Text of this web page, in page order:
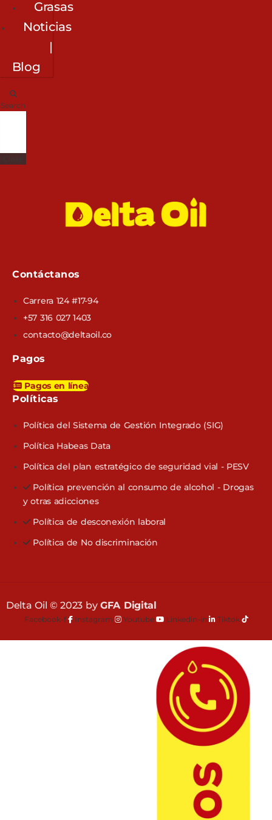
Grasas
Noticias
|
Blog
Search
Contáctanos
Carrera 124 #17-94
+57 316 027 1403
contacto@deltaoil.co
Pagos
Pagos en línea
Políticas​
Política del Sistema de Gestión Integrado (SIG)
Política Habeas Data
Política del plan estratégico de seguridad vial - PESV
Política prevención al consumo de alcohol - Drogas
y otras adicciones
Política de desconexión laboral
Política de No discriminación
Delta Oil © 2023 by GFA Digital
Facebook-f Instagram Youtube Linkedin-in Tiktok